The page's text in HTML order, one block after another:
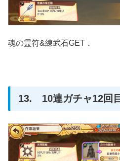
魂の霊符&練武石GET．
13. 10連ガチャ12回